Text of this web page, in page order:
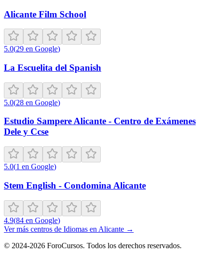
Alicante Film School
5.0(29 en Google)
La Escuelita del Spanish
5.0(28 en Google)
Estudio Sampere Alicante - Centro de Exámenes
Dele y Ccse
5.0(1 en Google)
Stem English - Condomina Alicante
4.9(84 en Google)
Ver más centros de Idiomas en Alicante →
© 2024-2026 ForoCursos. Todos los derechos reservados.